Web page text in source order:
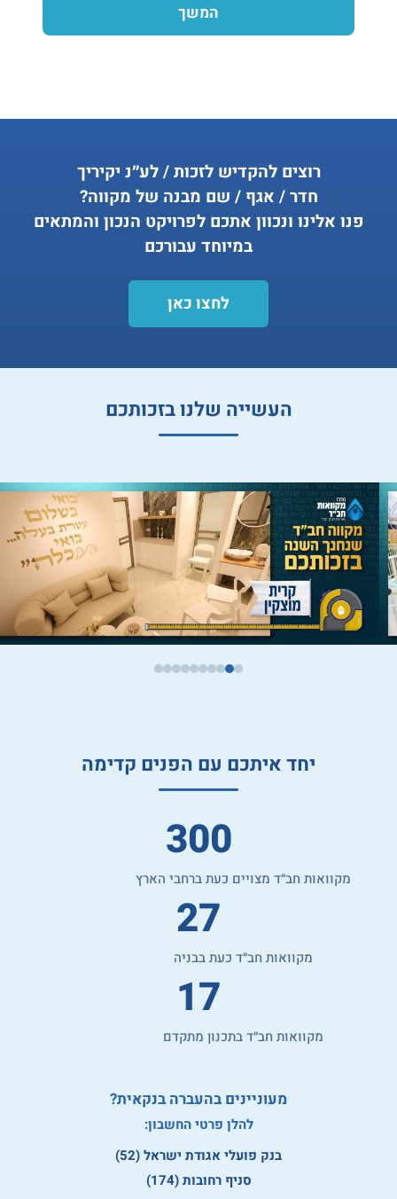
המשך
רוצים להקדיש לזכות / לע״נ יקיריך
חדר / אגף / שם מבנה של מקווה?
פנו אלינו ונכוון אתכם לפרויקט הנכון והמתאים
במיוחד עבורכם
לחצו כאן
העשייה שלנו בזכותכם
יחד איתכם עם הפנים קדימה
300
מקוואות חב״ד מצויים כעת ברחבי הארץ
27
מקוואות חב״ד כעת בבניה
17
מקוואות חב״ד בתכנון מתקדם
מעוניינים בהעברה בנקאית?
להלן פרטי החשבון:
בנק פועלי אגודת ישראל (52)
סניף רחובות (174)